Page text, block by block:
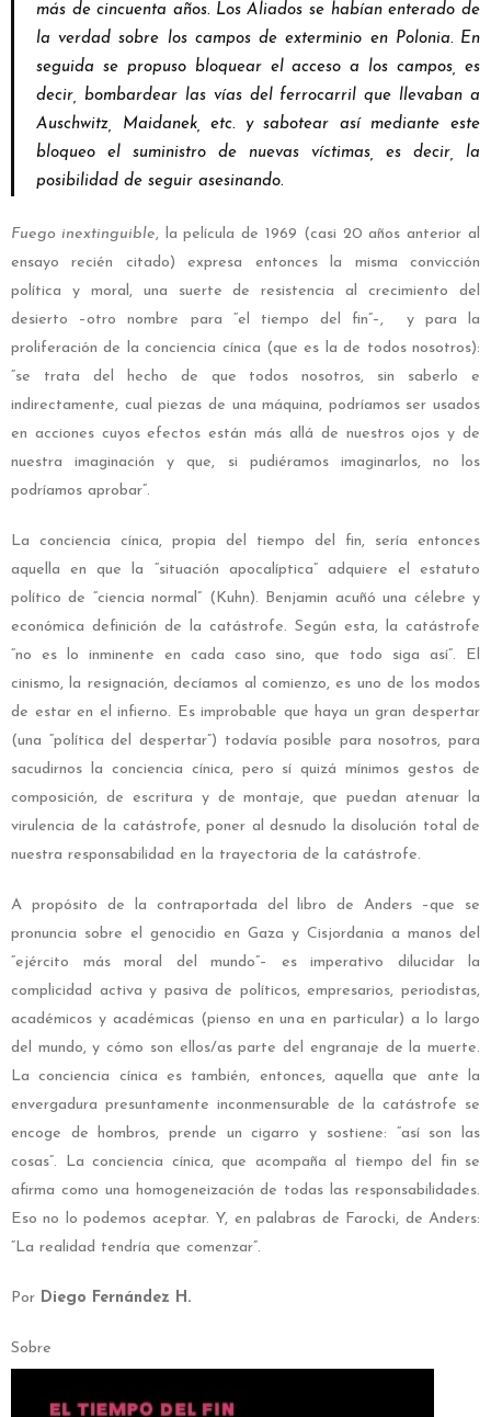
más de cincuenta años. Los Aliados se habían enterado de
la verdad sobre los campos de exterminio en Polonia. En
seguida se propuso bloquear el acceso a los campos, es
decir, bombardear las vías del ferrocarril que llevaban a
Auschwitz, Maidanek, etc. y sabotear así mediante este
bloqueo el suministro de nuevas víctimas, es decir, la
posibilidad de seguir asesinando.
Fuego inextinguible, la película de 1969 (casi 20 años anterior al
ensayo recién citado) expresa entonces la misma convicción
política y moral, una suerte de resistencia al crecimiento del
desierto –otro nombre para “el tiempo del fin”–, y para la
proliferación de la conciencia cínica (que es la de todos nosotros):
“se trata del hecho de que todos nosotros, sin saberlo e
indirectamente, cual piezas de una máquina, podríamos ser usados
en acciones cuyos efectos están más allá de nuestros ojos y de
nuestra imaginación y que, si pudiéramos imaginarlos, no los
podríamos aprobar”.
La conciencia cínica, propia del tiempo del fin, sería entonces
aquella en que la “situación apocalíptica” adquiere el estatuto
político de “ciencia normal” (Kuhn). Benjamin acuñó una célebre y
económica definición de la catástrofe. Según esta, la catástrofe
“no es lo inminente en cada caso sino, que todo siga así”. El
cinismo, la resignación, decíamos al comienzo, es uno de los modos
de estar en el infierno. Es improbable que haya un gran despertar
(una “política del despertar”) todavía posible para nosotros, para
sacudirnos la conciencia cínica, pero sí quizá mínimos gestos de
composición, de escritura y de montaje, que puedan atenuar la
virulencia de la catástrofe, poner al desnudo la disolución total de
nuestra responsabilidad en la trayectoria de la catástrofe.
A propósito de la contraportada del libro de Anders –que se
pronuncia sobre el genocidio en Gaza y Cisjordania a manos del
“ejército más moral del mundo”– es imperativo dilucidar la
complicidad activa y pasiva de políticos, empresarios, periodistas,
académicos y académicas (pienso en una en particular) a lo largo
del mundo, y cómo son ellos/as parte del engranaje de la muerte.
La conciencia cínica es también, entonces, aquella que ante la
envergadura presuntamente inconmensurable de la catástrofe se
encoge de hombros, prende un cigarro y sostiene: “así son las
cosas”. La conciencia cínica, que acompaña al tiempo del fin se
afirma como una homogeneización de todas las responsabilidades.
Eso no lo podemos aceptar. Y, en palabras de Farocki, de Anders:
“La realidad tendría que comenzar”.
Por Diego Fernández H.
Sobre